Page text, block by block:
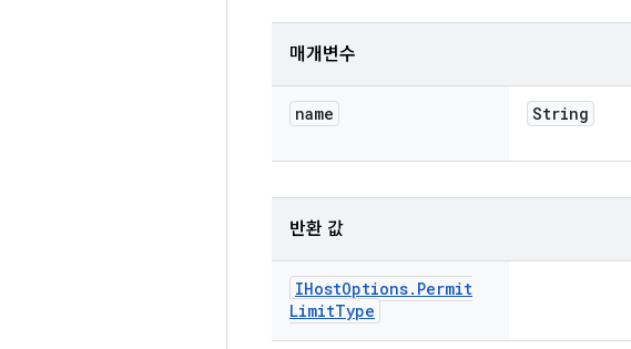
매개변수
name String
반환 값
IHostOptions. Permit
LimitType